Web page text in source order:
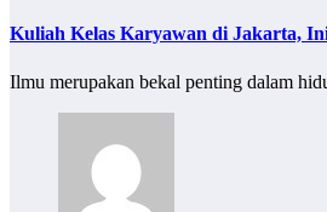
Kuliah Kelas Karyawan di Jakarta,
Ilmu merupakan bekal penting dalam